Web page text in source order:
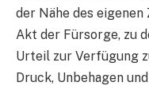
der Nähe des
Akt der Fürsorge, zu
Urteil zur Verfügung
Druck, Unbehagen